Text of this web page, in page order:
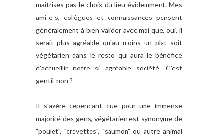
maîtrises pas le choix du lieu évidemment. Mes
ami-e-s, collègues et connaissances pensent
généralement à bien valider avec moi que, oui, il
serait plus agréable qu'au moins un plat soit
végétarien dans le resto qui aura le bénéfice
d'accueillir notre si agréable société. C'est
gentil, non ?
Il s'avère cependant que pour une immense
majorité des gens, végétarien est synonyme de
"poulet", "crevettes", "saumon" ou autre animal